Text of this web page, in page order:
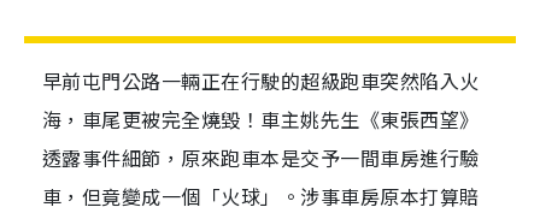
早前屯門公路一輛正在行駛的超級跑車突然陷入火
海，車尾更被完全燒毀！車主姚先生《東張西望》
透露事件細節，原來跑車本是交予一間車房進行驗
車，但竟變成一個「火球」。涉事車房原本打算賠